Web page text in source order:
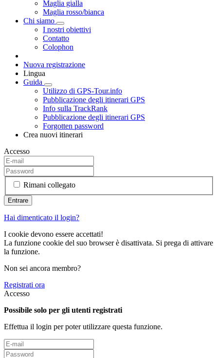
Maglia gialla
Maglia rosso/bianca
Chi siamo
I nostri obiettivi
Contatto
Colophon
Nuova registrazione
Lingua
Guida
Utilizzo di GPS-Tour.info
Pubblicazione degli itinerari GPS
Info sulla TrackRank
Pubblicazione degli itinerari GPS
Forgotten password
Crea nuovi itinerari
Accesso
Rimani collegato
Hai dimenticato il login?
I cookie devono essere accettati!
La funzione cookie del suo browser è disattivata. Si prega di attivare
la funzione.
Non sei ancora membro?
Registrati ora
Accesso
Possibile solo per gli utenti registrati
Effettua il login per poter utilizzare questa funzione.